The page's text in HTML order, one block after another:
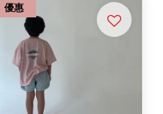
優惠